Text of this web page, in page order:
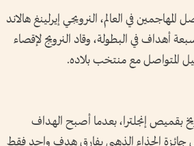
في العالم، النرويجي إيرلينغ هالاند
أهداف في البطولة، وقاد النرويج لإقصاء
المتواصل مع منتخب بلاده.
بقميص إنجلترا، بعدما أصبح الهداف
جائزة الحذاء الذهبي بفارق هدف واحد فقط